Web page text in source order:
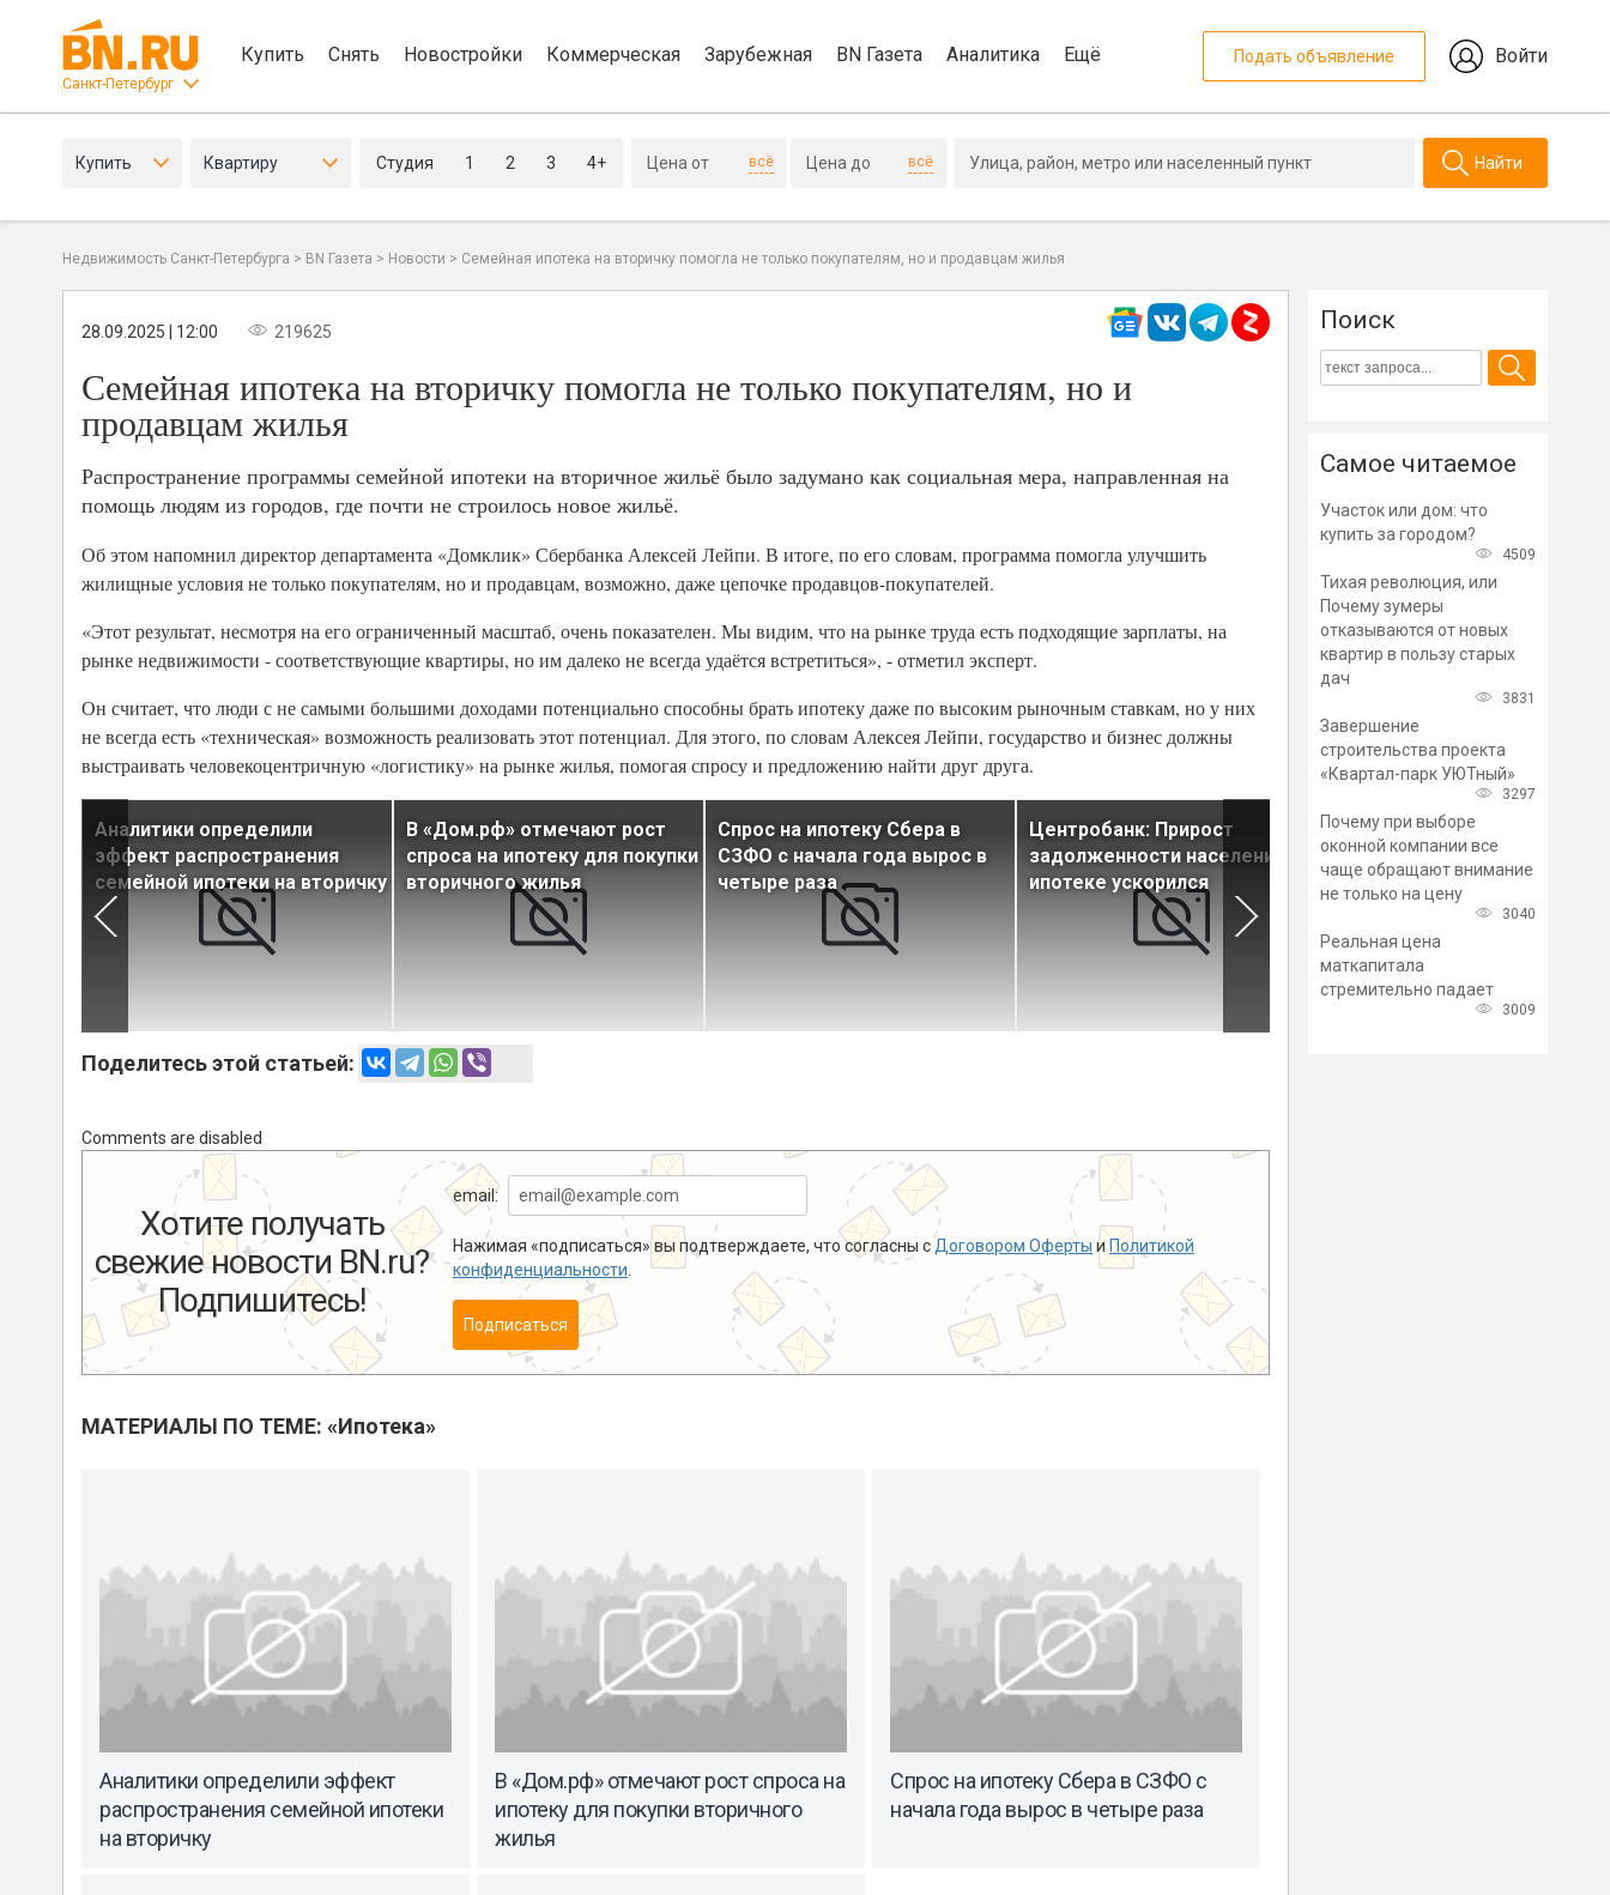
Санкт-Петербург
Купить Снять Новостройки Коммерческая Зарубежная BN Газета Аналитика Ещё Подать объявление Войти
Купить Квартиру Студия 1 2 3 4+ всё всё Найти
Недвижимость Санкт-Петербурга > BN Газета > Новости > Семейная ипотека на вторичку помогла не только покупателям, но и продавцам жилья
28.09.2025 | 12:00 219625
Семейная ипотека на вторичку помогла не только покупателям, но и
продавцам жилья
Распространение программы семейной ипотеки на вторичное жильё было задумано как социальная мера, направленная на
помощь людям из городов, где почти не строилось новое жильё.
Об этом напомнил директор департамента «Домклик» Сбербанка Алексей Лейпи. В итоге, по его словам, программа помогла улучшить
жилищные условия не только покупателям, но и продавцам, возможно, даже цепочке продавцов-покупателей.
«Этот результат, несмотря на его ограниченный масштаб, очень показателен. Мы видим, что на рынке труда есть подходящие зарплаты, на
рынке недвижимости - соответствующие квартиры, но им далеко не всегда удаётся встретиться», - отметил эксперт.
Он считает, что люди с не самыми большими доходами потенциально способны брать ипотеку даже по высоким рыночным ставкам, но у них
не всегда есть «техническая» возможность реализовать этот потенциал. Для этого, по словам Алексея Лейпи, государство и бизнес должны
выстраивать человекоцентричную «логистику» на рынке жилья, помогая спросу и предложению найти друг друга.
Аналитики определили
эффект распространения
семейной ипотеки на вторичку
В «Дом.рф» отмечают рост
спроса на ипотеку для покупки
вторичного жилья
Спрос на ипотеку Сбера в
СЗФО с начала года вырос в
четыре раза
Центробанк: Прирост
задолженности населения по
ипотеке ускорился
Средний чек по ипотеке на
вторичку за месяц немного
уменьшился
Поделитесь этой статьей:
Comments are disabled
Хотите получать
свежие новости BN.ru?
Подпишитесь!
email:
Нажимая «подписаться» вы подтверждаете, что согласны с Договором Оферты и Политикой
конфиденциальности
Подписаться
МАТЕРИАЛЫ ПО ТЕМЕ: «Ипотека»
Аналитики определили эффект
распространения семейной ипотеки
на вторичку
В «Дом.рф» отмечают рост спроса на
ипотеку для покупки вторичного
жилья
Спрос на ипотеку Сбера в СЗФО с
начала года вырос в четыре раза
Поиск
Самое читаемое
Участок или дом: что
купить за городом?
4509
Тихая революция, или
Почему зумеры
отказываются от новых
квартир в пользу старых
дач
3831
Завершение
строительства проекта
«Квартал-парк УЮТный»
3297
Почему при выборе
оконной компании все
чаще обращают внимание
не только на цену
3040
Реальная цена
маткапитала
стремительно падает
3009